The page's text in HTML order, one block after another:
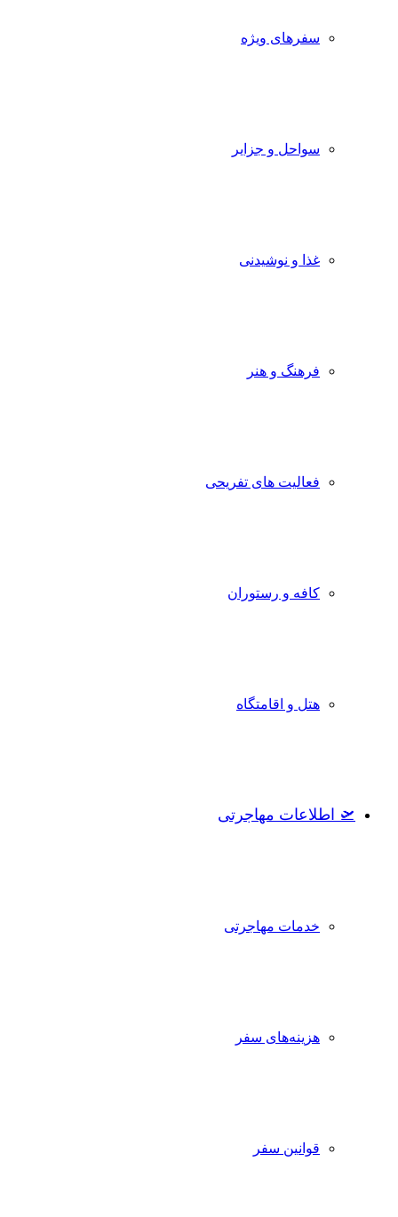
سفرهای ویژه
سواحل و جزایر
غذا و نوشیدنی
فرهنگ و هنر
فعالیت های تفریحی
کافه و رستوران
هتل و اقامتگاه
🛫 اطلاعات مهاجرتی
خدمات مهاجرتی
هزینه‌های سفر
قوانین سفر